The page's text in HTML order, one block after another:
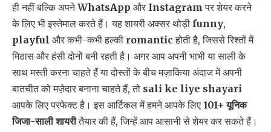
ही नहीं बल्कि अपनेWhatsApp और Instagram पर शेयर करने
के लिए भी इस्तेमाल करते हैं। यह शायरी अक्सर थोड़ी funny,
playful और कभी-कभी हल्की romantic होती है, जिससे रिश्तों में
मिठास और हंसी दोनों बनी रहती है। अगर आप अपनी भाभी या साली के
साथ मस्ती करना चाहते हैं या दोस्तों के बीच मज़ाकिया अंदाज में अपनी
बातचीत को मज़ेदार बनाना चाहते हैं, तो sali ke liye shayari
आपके लिए परफेक्ट है। इस आर्टिकल में हमने आपके लिए 101+ यूनिक
जिजा-साली शायरीतैयार की हैं, जिन्हें आप आसानी से शेयर कर सकते हैं।